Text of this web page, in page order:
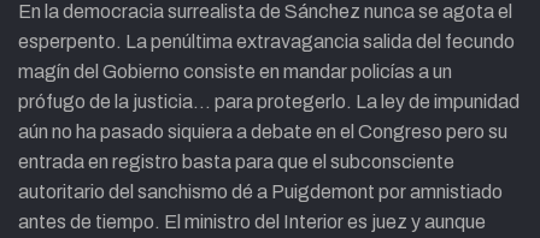
En la democracia surrealista de Sánchez nunca se agota el
esperpento. La penúltima extravagancia salida del fecundo
magín del Gobierno consiste en mandar policías a un
prófugo de la justicia… para protegerlo. La ley de impunidad
aún no ha pasado siquiera a debate en el Congreso pero su
entrada en registro basta para que el subconsciente
autoritario del sanchismo dé a Puigdemont por amnistiado
antes de tiempo. El ministro del Interior es juez y aunque